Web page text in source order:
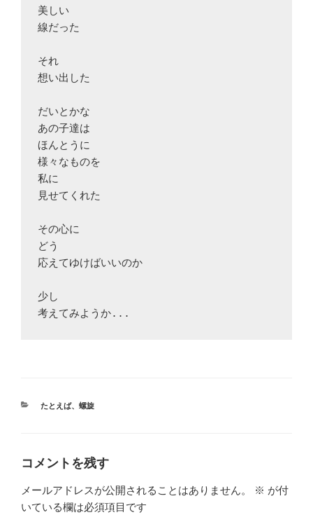
美しい
線だった
それ
想い出した
だいとかな
あの子達は
ほんとうに
様々なものを
私に
見せてくれた
その心に
どう
応えてゆけばいいのか
少し
考えてみようか...
カ
たとえば、 螺旋
コメントを残す
メールアドレスが公開されることはありません。 ※ が付
いている欄は必須項目です